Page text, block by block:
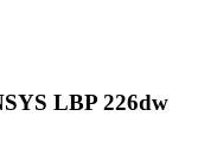
LBP 226dw